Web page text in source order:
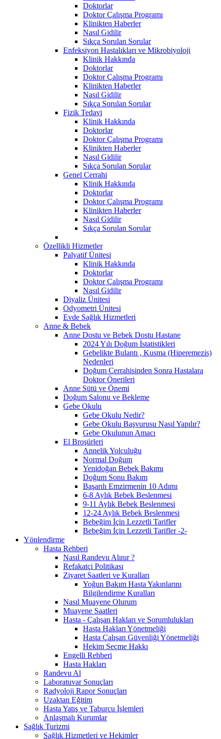
Doktorlar
Doktor Çalışma Programı
Klinikten Haberler
Nasıl Gidilir
Sıkça Sorulan Sorular
Enfeksiyon Hastalıkları ve Mikrobiyoloji
Klinik Hakkında
Doktorlar
Doktor Çalışma Programı
Klinikten Haberler
Nasıl Gidilir
Sıkça Sorulan Sorular
Fizik Tedavi
Klinik Hakkında
Doktorlar
Doktor Çalışma Programı
Klinikten Haberler
Nasıl Gidilir
Sıkça Sorulan Sorular
Genel Cerrahi
Klinik Hakkında
Doktorlar
Doktor Çalışma Programı
Klinikten Haberler
Nasıl Gidilir
Sıkça Sorulan Sorular
Özellikli Hizmetler
Palyatif Ünitesi
Klinik Hakkında
Doktorlar
Doktor Çalışma Programı
Nasıl Gidilir
Diyaliz Ünitesi
Odyometri Ünitesi
Evde Sağlık Hizmetleri
Anne & Bebek
Anne Dostu ve Bebek Dostu Hastane
2024 Yılı Doğum İstatistikleri
Gebelikte Bulantı , Kusma (Hiperemezis)
Nedenleri
Doğum Cerrahisinden Sonra Hastalara
Doktor Önerileri
Anne Sütü ve Önemi
Doğum Salonu ve Bekleme
Gebe Okulu
Gebe Okulu Nedir?
Gebe Okulu Başvurusu Nasıl Yapılır?
Gebe Okulunun Amacı
El Broşürleri
Annelik Yolculuğu
Normal Doğum
Yenidoğan Bebek Bakımı
Doğum Sonu Bakım
Başarılı Emzirmenin 10 Adımı
6-8 Aylık Bebek Beslenmesi
9-11 Aylık Bebek Beslenmesi
12-24 Aylık Bebek Beslenmesi
Bebeğim İçin Lezzetli Tarifler
Bebeğim İçin Lezzetli Tarifler -2-
Yönlendirme
Hasta Rehberi
Nasıl Randevu Alınır ?
Refakatçi Politikası
Ziyaret Saatleri ve Kuralları
Yoğun Bakım Hasta Yakınlarını
Bilgilendirme Kuralları
Nasıl Muayene Olurum
Muayene Saatleri
Hasta - Çalışan Hakları ve Sorumlulukları
Hasta Hakları Yönetmeliği
Hasta Çalışan Güvenliği Yönetmeliği
Hekim Seçme Hakkı
Engelli Rehberi
Hasta Hakları
Randevu Al
Laboratuvar Sonuçları
Radyoloji Rapor Sonuçları
Uzaktan Eğitim
Hasta Yatış ve Taburcu İşlemleri
Anlaşmalı Kurumlar
Sağlık Turizmi
Sağlık Hizmetleri ve Hekimler